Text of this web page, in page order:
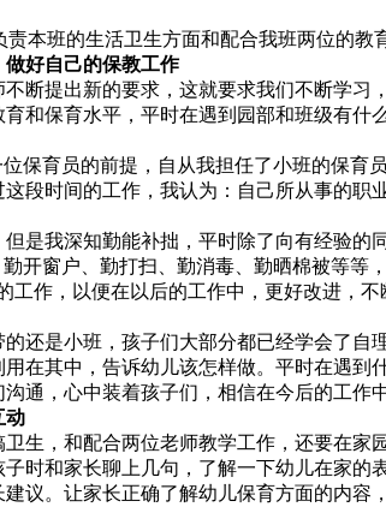
本班的生活卫生方面和配合我班两位的教
好自己的保教工作
断提出新的要求，这就要求我们不断学习
和保育水平，平时在遇到园部和班级有什
保育员的前提，自从我担任了小班的保育
段时间的工作，我认为：自己所从事的职
是我深知勤能补拙，平时除了向有经验的
开窗户、勤打扫、勤消毒、勤晒棉被等
工作，以便在以后的工作中，更好改进，不
还是小班，孩子们大部分都已经学会了自
在其中，告诉幼儿该怎样做。平时在遇
通，心中装着孩子们，相信在今后的工
动
生，和配合两位老师教学工作，还要在家
时和家长聊上几句，了解一下幼儿在家
议。让家长正确了解幼儿保育方面的内